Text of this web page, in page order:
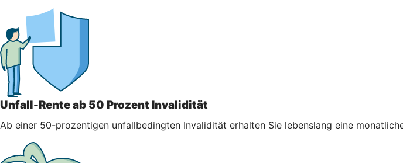
Unfall-Rente ab 50 Prozent Invalidität
Ab einer 50-prozentigen unfallbedingten Invalidität erhalten Sie lebenslang eine